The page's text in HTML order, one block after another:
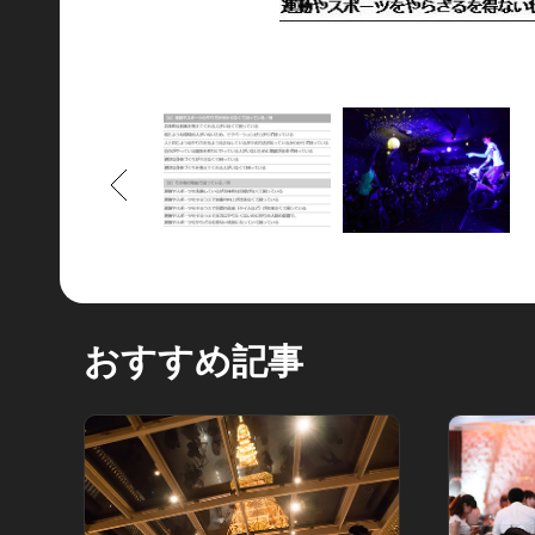
もどる
おすすめ記事